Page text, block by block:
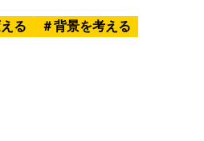
る 背景を考える